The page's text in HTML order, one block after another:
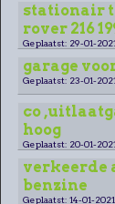
stationair
rover 216
Geplaatst: 29-01-
garage
Geplaatst: 23-01-
co
hoog
Geplaatst: 20-01-
verkeerde
benzine
Geplaatst: 14-01-